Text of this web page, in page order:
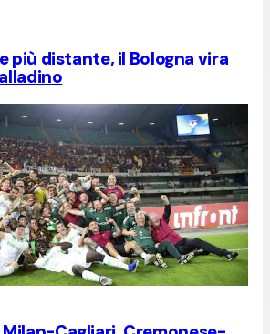
più distante, il Bologna vira